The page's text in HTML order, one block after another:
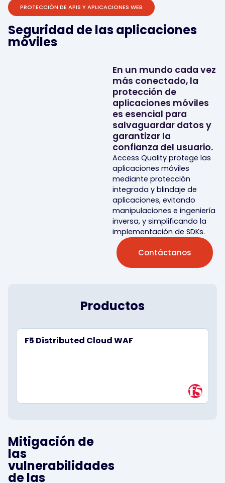
PROTECCIÓN DE APIS Y APLICACIONES WEB
Seguridad de las aplicaciones
móviles
En un mundo cada vez
más conectado, la
protección de
aplicaciones móviles
es esencial para
salvaguardar datos y
garantizar la
confianza del usuario.
Access Quality protege las
aplicaciones móviles
mediante protección
integrada y blindaje de
aplicaciones, evitando
manipulaciones e ingeniería
inversa, y simplificando la
implementación de SDKs.
Contáctanos
Productos
F5 Distributed Cloud WAF
Mitigación de
las
vulnerabilidades
de las